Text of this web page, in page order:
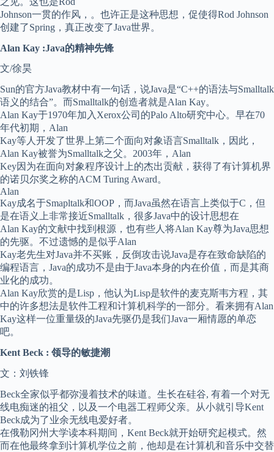
Johnson一贯的作风，。也许正是这种思想，促使得Rod Johnson
创建了Spring，真正改变了Java世界。
Alan Kay :Java的精神先锋
文/徐昊
Sun的官方Java教材中有一句话，说Java是“C++的语法与Smalltalk
语义的结合”。而Smalltalk的创造者就是Alan Kay。
Alan Kay于1970年加入Xerox公司的Palo Alto研究中心。早在70
年代初期，Alan
Kay等人开发了世界上第二个面向对象语言Smalltalk，因此，
Alan Kay被誉为Smalltalk之父。2003年，Alan
Key因为在面向对象程序设计上的杰出贡献，获得了有计算机界
的诺贝尔奖之称的ACM Turing Award。
Alan
Kay成名于Smapltalk和OOP，而Java虽然在语言上类似于C，但
是在语义上非常接近Smalltalk，很多Java中的设计思想在
Alan Kay的文献中找到根源，也有些人将Alan Kay尊为Java思想
的先驱。不过遗憾的是似乎Alan
Kay老先生对Java并不买账，反倒攻击说Java是存在致命缺陷的
编程语言，Java的成功不是由于Java本身的内在价值，而是其商
业化的成功。
Alan Kay欣赏的是Lisp，他认为Lisp是软件的麦克斯韦方程，其
中的许多想法是软件工程和计算机科学的一部分。看来拥有Alan
Kay这样一位重量级的Java先驱仍是我们Java一厢情愿的单恋
吧。
Kent Beck : 领导的敏捷潮
文：刘铁锋
Beck全家似乎都弥漫着技术的味道。生长在硅谷, 有着一个对无
线电痴迷的祖父，以及一个电器工程师父亲。从小就引导Kent
Beck成为了业余无线电爱好者。
在俄勒冈州大学读本科期间，Kent Beck就开始研究起模式。然
而在他最终拿到计算机学位之前，他却是在计算机和音乐中交替